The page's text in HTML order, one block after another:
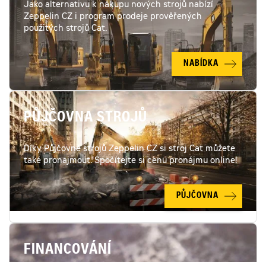
Jako alternativu k nákupu nových strojů nabízí
Zeppelin CZ i program prodeje prověřených
použitých strojů Cat.
NABÍDKA
PŮJČOVNA STROJŮ
Díky Půjčovně strojů Zeppelin CZ si stroj Cat můžete
také pronajmout. Spočítejte si cenu pronájmu online!
PŮJČOVNA
FINANCOVÁNÍ